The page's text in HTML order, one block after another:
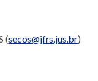
(secos@jfrs.jus.br)